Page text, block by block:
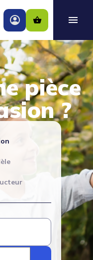
pièce
?